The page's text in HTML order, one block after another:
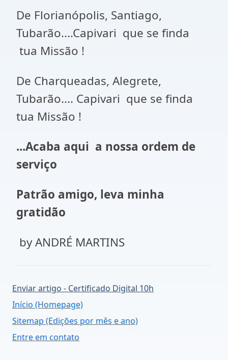
De Florianópolis, Santiago,
Tubarão....Capivari que se finda
tua Missão !
De Charqueadas, Alegrete,
Tubarão.... Capivari que se finda
tua Missão !
...Acaba aqui a nossa ordem de
serviço
Patrão amigo, leva minha
gratidão
by ANDRÉ MARTINS
Enviar artigo - Certificado Digital 10h
Início (Homepage)
Sitemap (Edições por mês e ano)
Entre em contato